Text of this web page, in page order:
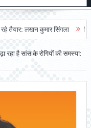
लखन कुमार सिंगला सिद्धपीठ
रहा है सांस के रोगियों की समस्या: